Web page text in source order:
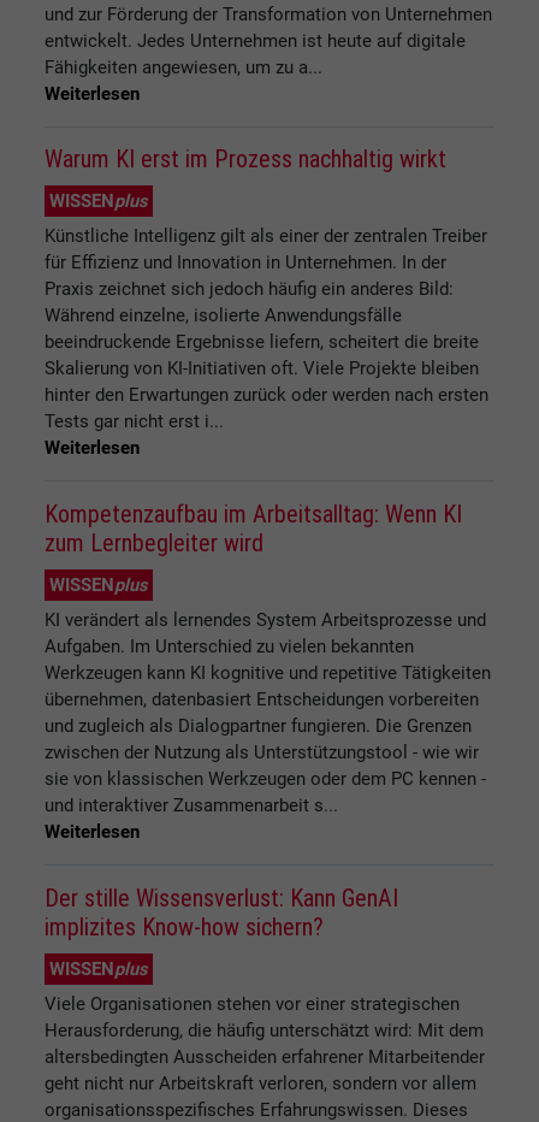
und zur Förderung der Transformation von Unternehmen
entwickelt. Jedes Unternehmen ist heute auf digitale
Fähigkeiten angewiesen, um zu a...
Weiterlesen
Warum KI erst im Prozess nachhaltig wirkt
WISSEN plus
Künstliche Intelligenz gilt als einer der zentralen Treiber
für Effizienz und Innovation in Unternehmen. In der
Praxis zeichnet sich jedoch häufig ein anderes Bild:
Während einzelne, isolierte Anwendungsfälle
beeindruckende Ergebnisse liefern, scheitert die breite
Skalierung von KI-Initiativen oft. Viele Projekte bleiben
hinter den Erwartungen zurück oder werden nach ersten
Tests gar nicht erst i...
Weiterlesen
Kompetenzaufbau im Arbeitsalltag: Wenn KI
zum Lernbegleiter wird
WISSENplus
KI verändert als lernendes System Arbeitsprozesse und
Aufgaben. Im Unterschied zu vielen bekannten
Werkzeugen kann KI kognitive und repetitive Tätigkeiten
übernehmen, datenbasiert Entscheidungen vorbereiten
und zugleich als Dialogpartner fungieren. Die Grenzen
zwischen der Nutzung als Unterstützungstool - wie wir
sie von klassischen Werkzeugen oder dem PC kennen -
und interaktiver Zusammenarbeit s...
Weiterlesen
Der stille Wissensverlust: Kann GenAI
implizites Know-how sichern?
WISSENplus
Viele Organisationen stehen vor einer strategischen
Herausforderung, die häufig unterschätzt wird: Mit dem
altersbedingten Ausscheiden erfahrener Mitarbeitender
geht nicht nur Arbeitskraft verloren, sondern vor allem
organisationsspezifisches Erfahrungswissen. Dieses